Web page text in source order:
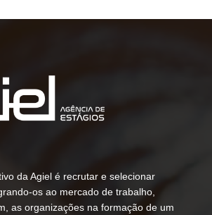
da Agiel é recrutar e selecionar
os ao mercado de trabalho,
as organizações na formação de um